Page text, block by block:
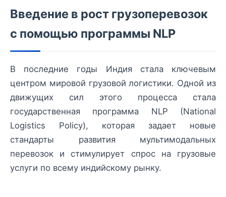
Введение в рост грузоперевозок
с помощью программы NLP
В последние годы Индия стала ключевым
центром мировой грузовой логистики. Одной из
движущих сил этого процесса стала
государственная программа NLP (National
Logistics Policy), которая задает новые
стандарты развития мультимодальных
перевозок и стимулирует спрос на грузовые
услуги по всему индийскому рынку.